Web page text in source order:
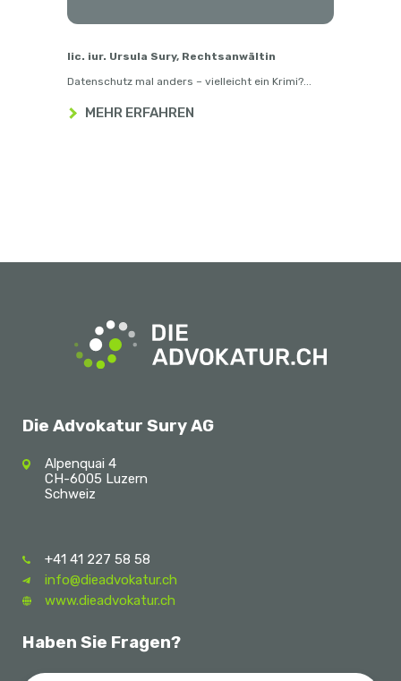
lic. iur. Ursula Sury, Rechtsanwältin
Datenschutz mal anders – vielleicht ein Krimi?...
MEHR ERFAHREN
Die Advokatur Sury AG
Alpenquai 4
CH-6005 Luzern
Schweiz
+41 41 227 58 58
info@dieadvokatur.ch
www.dieadvokatur.ch
Haben Sie Fragen?